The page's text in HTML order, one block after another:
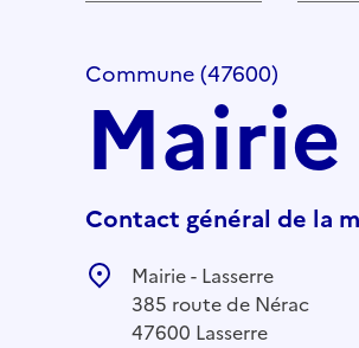
Commune (47600)
Contact général de la
Mairie - Lasserre
385 route de Nérac
47600 Lasserre